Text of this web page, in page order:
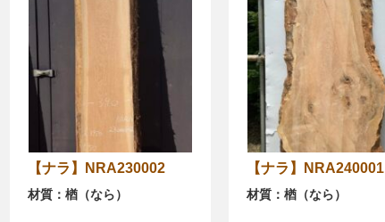
【ナラ】NRA230002
材質：楢（なら）
【ナラ】NRA240001
材質：楢（なら）